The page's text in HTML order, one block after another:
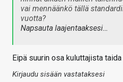
vai mennäänkö tällä
vuotta?
Napsauta laajentaaksesi…
Eipä suurin osa kuluttajista
Kirjaudu sisään vastataksesi